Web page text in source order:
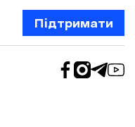
Підтримати